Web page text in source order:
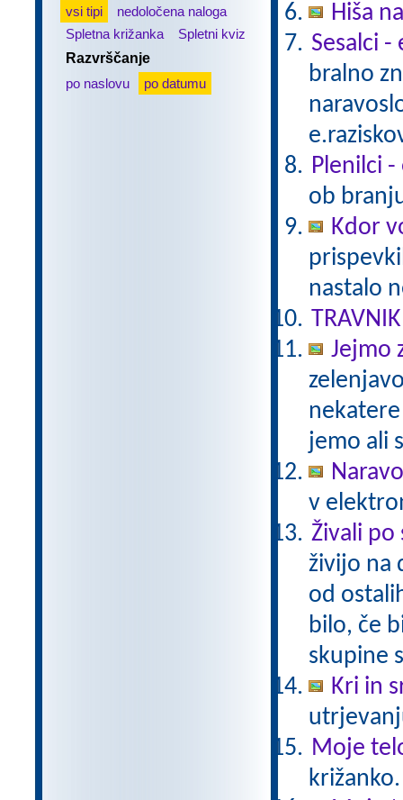
vsi tipi
nedoločena naloga
Spletna križanka
Spletni kviz
Razvrščanje
po naslovu
po datumu
Hiša
Sesalci -
bralno
Plenilci -
ob
Kdor
nastalo
TRAVNIK
Jejmo
jemo ali
v
Živali po
živijo na
od
bilo, če
skupine
Kri in
Moje